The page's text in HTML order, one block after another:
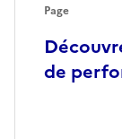
de
Page